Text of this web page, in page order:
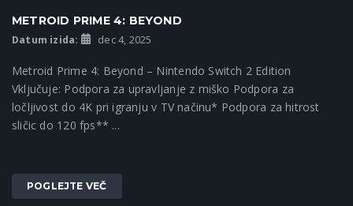
METROID PRIME 4: BEYOND
Datum izida: dec 4, 2025
Metroid Prime 4: Beyond – Nintendo Switch 2 Edition
Vključuje: Podpora za upravljanje z miško Podpora za
ločljivost do 4K pri igranju v TV načinu* Podpora za hitrost
sličic do 120 fps** ...
POGLEJTE VEČ